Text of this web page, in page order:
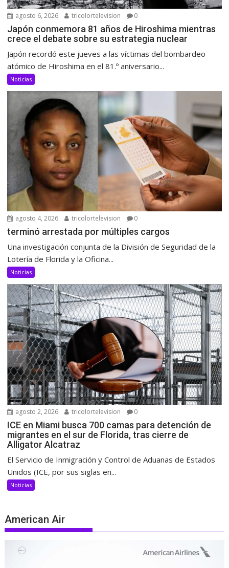
agosto 6, 2026 tricolortelevision 0
Japón conmemora 81 años de Hiroshima mientras
crece el debate sobre su estrategia nuclear
Japón recordó este jueves a las víctimas del bombardeo
atómico de Hiroshima en el 81.º aniversario...
Noticias
agosto 4, 2026 tricolortelevision 0
terminó arrestada por múltiples cargos
Una investigación conjunta de la División de Seguridad de la
Lotería de Florida y la Oficina...
Noticias
agosto 2, 2026 tricolortelevision 0
ICE en Miami busca 700 camas para detención de
migrantes en el sur de Florida, tras cierre de
Alligator Alcatraz
El Servicio de Inmigración y Control de Aduanas de Estados
Unidos (ICE, por sus siglas en...
Noticias
American Air